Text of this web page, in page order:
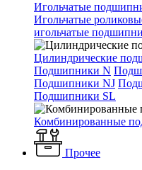
Игольчатые
Игольчатые
игольчатые
Цилиндрические
Подшипники N
Подшипники NJ
Подшипники SL
Комбинированные
Прочее